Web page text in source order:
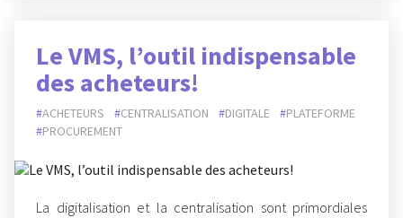
Le VMS, l’outil indispensable
des acheteurs!
ACHETEURS CENTRALISATION DIGITALE
PLATEFORME
PROCUREMENT
La digitalisation et la centralisation sont primordiales